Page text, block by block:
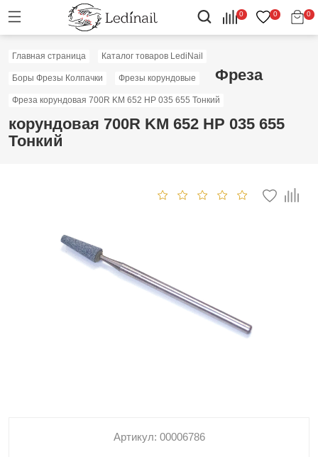
0 0 0
Главная страница Каталог товаров LediNail
Боры Фрезы Колпачки Фрезы корундовые
Фреза корундовая 700R KM 652 HP 035 655 Тонкий
Фреза
корундовая 700R KM 652 HP 035 655
Тонкий
Артикул: 00006786